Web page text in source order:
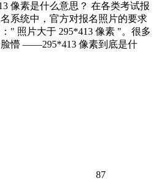
像素是什么意思？ 在各类考试报
系统中，官方对报名照片的要求
" 照片大于 295*413 像素 "。很多
懵 ——295*413 像素到底是什
87